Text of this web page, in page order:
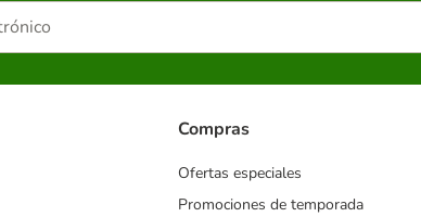
Compras
Ofertas especiales
Promociones de temporada